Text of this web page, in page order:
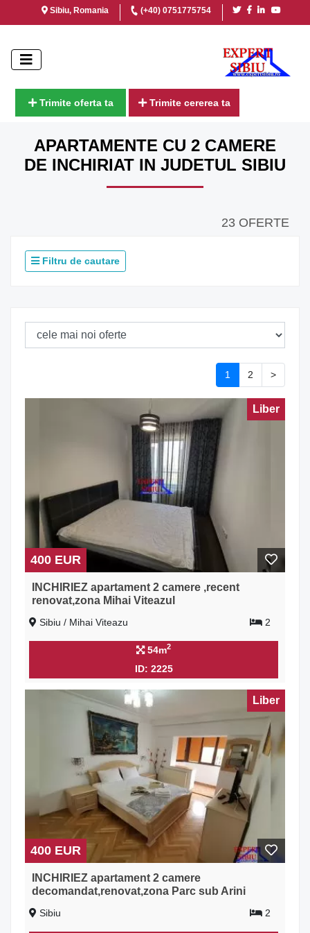
Sibiu, Romania (+40) 0751775754
Trimite oferta ta Trimite cererea ta
APARTAMENTE CU 2 CAMERE
DE INCHIRIAT IN JUDETUL SIBIU
23 OFERTE
Filtru de cautare
1 2 >
Liber
400 EUR
INCHIRIEZ apartament 2 camere ,recent
renovat,zona Mihai Viteazul
Sibiu / Mihai Viteazu 2
54m2
ID: 2225
Liber
400 EUR
INCHIRIEZ apartament 2 camere
decomandat,renovat,zona Parc sub Arini
Sibiu 2